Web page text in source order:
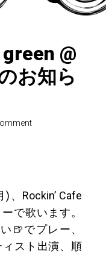
@
お知ら
、Rockin’ Cafe
で歌います。
🍺でプレー、
ィスト出演、順